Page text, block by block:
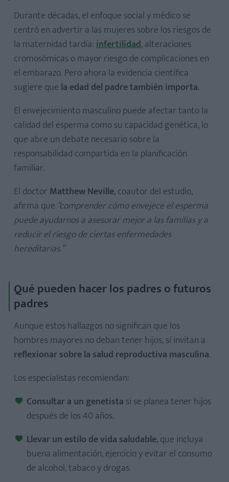
Durante décadas, el enfoque social y médico se
centró en advertir a las mujeres sobre los riesgos de
la maternidad tardía:infertilidad, alteraciones
cromosómicas o mayor riesgo de complicaciones en
el embarazo. Pero ahora la evidencia científica
sugiere que la edad del padre también importa.
El envejecimiento masculino puede afectar tanto la
calidad del esperma como su capacidad genética, lo
que abre un debate necesario sobre la
responsabilidad compartida en la planificación
familiar.
El doctor Matthew Neville, coautor del estudio,
afirma que “comprender cómo envejece el esperma
puede ayudarnos a asesorar mejor a las familias y a
reducir el riesgo de ciertas enfermedades
hereditarias.”
Qué pueden hacer los padres o futuros
padres
Aunque estos hallazgos no significan que los
hombres mayores no deban tener hijos, sí invitan a
reflexionar sobre la salud reproductiva masculina.
Los especialistas recomiendan:
Consultar a un genetista si se planea tener hijos
después de los 40 años.
Llevar un estilo de vida saludable, que incluya
buena alimentación, ejercicio y evitar el consumo
de alcohol, tabaco y drogas.